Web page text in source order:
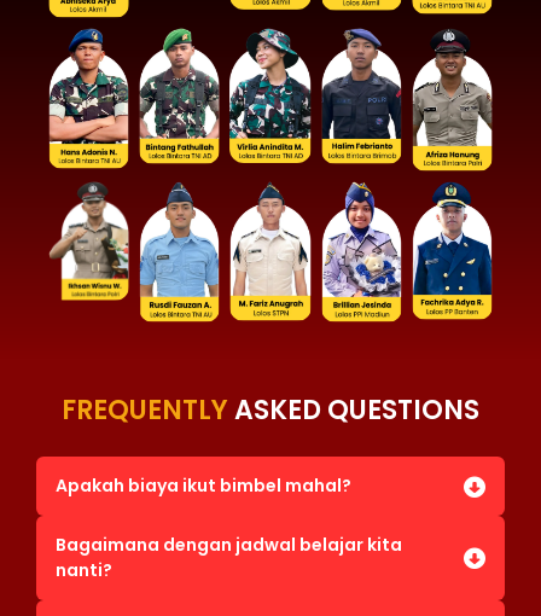
FREQUENTLYASKED QUESTIONS
Apakah biaya ikut bimbel mahal?
Bagaimana dengan jadwal belajar kita
nanti?